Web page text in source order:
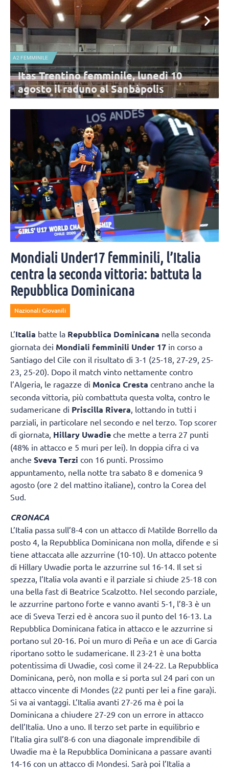
A2 FEMMINILE
Itas Trentino femminile, lunedì 10
agosto il raduno al Sanbàpolis
per lunedì 10 agosto al Sanbàpolis. Presenti tutte le atlete in rosa,
Mondiali Under17 femminili, l’Italia
centra la seconda vittoria: battuta la
Repubblica Dominicana
Nazionali Giovanili
L’Italia batte la Repubblica Dominicana nella seconda
giornata dei Mondiali femminili Under 17 in corso a
Santiago del Cile con il risultato di 3-1 (25-18, 27-29, 25-
23, 25-20). Dopo il match vinto nettamente contro
l’Algeria, le ragazze di Monica Cresta centrano anche la
seconda vittoria, più combattuta questa volta, contro le
sudamericane di Priscilla Rivera, lottando in tutti i
parziali, in particolare nel secondo e nel terzo. Top scorer
di giornata, Hillary Uwadie che mette a terra 27 punti
(48% in attacco e 5 muri per lei). In doppia cifra ci va
anche Sveva Terzi con 16 punti. Prossimo
appuntamento, nella notte tra sabato 8 e domenica 9
agosto (ore 2 del mattino italiane), contro la Corea del
Sud.
CRONACA
L’Italia passa sull’8-4 con un attacco di Matilde Borrello da
posto 4, la Repubblica Dominicana non molla, difende e si
tiene attaccata alle azzurrine (10-10). Un attacco potente
di Hillary Uwadie porta le azzurrine sul 16-14. Il set si
spezza, l’Italia vola avanti e il parziale si chiude 25-18 con
una bella fast di Beatrice Scalzotto. Nel secondo parziale,
le azzurrine partono forte e vanno avanti 5-1, l’8-3 è un
ace di Sveva Terzi ed è ancora suo il punto del 16-13. La
Repubblica Dominicana fatica in attacco e le azzurrine si
portano sul 20-16. Poi un muro di Peña e un ace di Garcia
riportano sotto le sudamericane. Il 23-21 è una botta
potentissima di Uwadie, così come il 24-22. La Repubblica
Dominicana, però, non molla e si porta sul 24 pari con un
attacco vincente di Mondes (22 punti per lei a fine gara)i.
Si va ai vantaggi. L’Italia avanti 27-26 ma è poi la
Dominicana a chiudere 27-29 con un errore in attacco
dell’Italia. Uno a uno. Il terzo set parte in equilibrio e
l’Italia gira sull’8-6 con una diagonale imprendibile di
Uwadie ma è la Repubblica Dominicana a passare avanti
14-16 con un attacco di Mondesi. Sarà poi l’Italia a